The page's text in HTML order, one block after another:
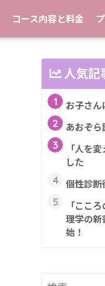
コース内容と料金
人気記
1 お子さ
2 あおぞ
3
「人を
した
4 個性診断
5
「ここ
理学の新
始！